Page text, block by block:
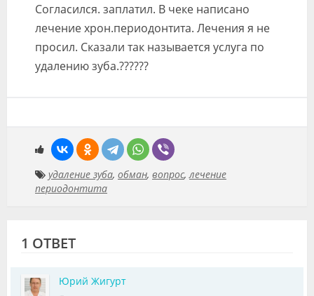
Клиники
Лаборатории
Согласился. заплатил. В чеке написано
лечение хрон.периодонтита. Лечения я не
просил. Сказали так называется услуга по
удалению зуба.??????
удаление зуба, обман, вопрос,лечение
периодонтита
1 ОТВЕТ
Юрий Жигурт